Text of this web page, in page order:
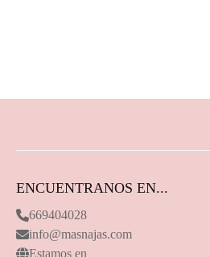
ENCUENTRANOS EN...
669404028
info@masnajas.com
Estamos en